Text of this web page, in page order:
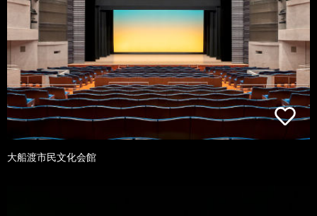
大船渡市民文化会館